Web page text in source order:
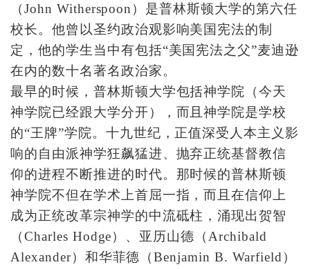
（John Witherspoon）是普林斯顿大学的第六任
校长。他曾以圣约政治观影响美国宪法的制
定，他的学生当中有包括“美国宪法之父”麦迪逊
在内的数十名著名政治家。
最早的时候，普林斯顿大学包括神学院（今天
神学院已经跟大学分开），而且神学院是学校
的“王牌”学院。十九世纪，正值深受人本主义影
响的自由派神学狂飙猛进、抛弃正统基督教信
仰的进程不断推进的时代。那时候的普林斯顿
神学院不但在学术上首屈一指，而且在信仰上
成为正统改革宗神学的中流砥柱，涌现出贺智
（Charles Hodge）、亚历山德（Archibald
Alexander）和华菲德（Benjamin B. Warfield）